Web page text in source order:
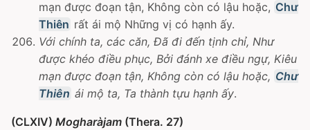
mạn được đoạn tận, Không còn có lậu hoặc, Chư
Thiên rất ái mộ Những vị có hạnh ấy.
Với chính ta, các căn, Ðã đi đến tịnh chỉ, Như
được khéo điều phục, Bởi đánh xe điều ngự, Kiêu
mạn được đoạn tận, Không còn có lậu hoặc, Chư
Thiên ái mộ ta, Ta thành tựu hạnh ấy.
(CLXIV) Mogharàjam (Thera. 27)